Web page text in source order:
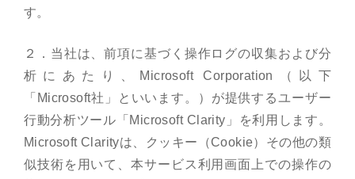
す。
２．当社は、前項に基づく操作ログの収集および分
析にあたり、Microsoft Corporation（以下
「Microsoft社」といいます。）が提供するユーザー
行動分析ツール「Microsoft Clarity」を利用します。
Microsoft Clarityは、クッキー（Cookie）その他の類
似技術を用いて、本サービス利用画面上での操作の